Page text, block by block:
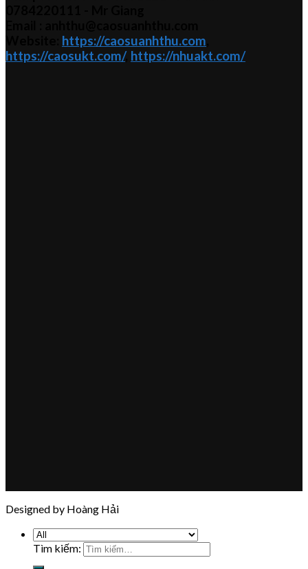
https://caosuanhthu.com
https://caosukt.com/, https://nhuakt.com/
Designed by Hoàng Hải
Tìm kiếm: